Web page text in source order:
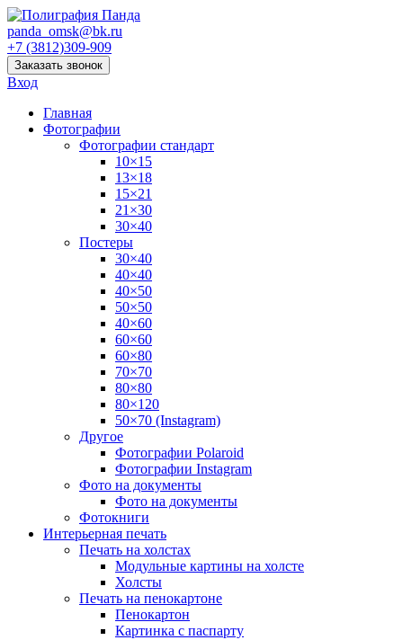
panda_omsk@bk.ru
+7 (3812)309-909
Заказать звонок
Вход
Главная
Фотографии
Фотографии стандарт
10×15
13×18
15×21
21×30
30×40
Постеры
30×40
40×40
40×50
50×50
40×60
60×60
60×80
70×70
80×80
80×120
50×70 (Instagram)
Другое
Фотографии Polaroid
Фотографии Instagram
Фото на документы
Фото на документы
Фотокниги
Интерьерная печать
Печать на холстах
Модульные картины на холсте
Холсты
Печать на пенокартоне
Пенокартон
Картинка с паспарту